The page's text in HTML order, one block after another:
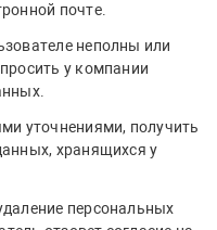
почте.
неполны или
у компании
уточнениями, получить
хранящихся у
персональных